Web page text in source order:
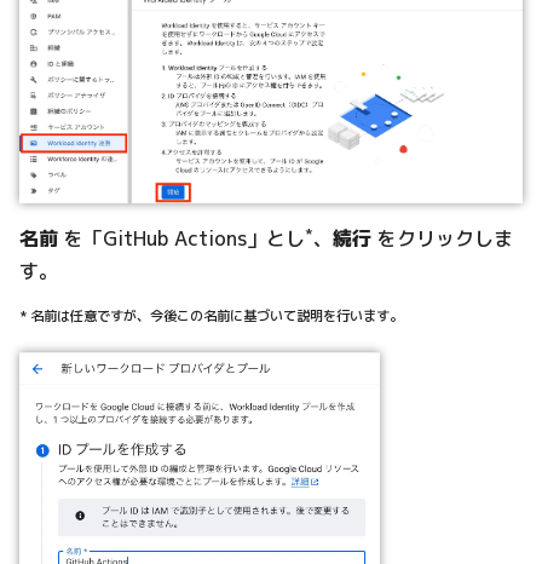
名前 を「GitHub Actions」とし*、 続行 をクリックしま
す。
* 名前は任意ですが、今後この名前に基づいて説明を行います。